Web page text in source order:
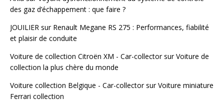
des gaz d’échappement : que faire ?
JOUILIER sur Renault Megane RS 275 : Performances, fiabilité
et plaisir de conduite
Voiture de collection Citroën XM - Car-collectorsurVoiture de
collection la plus chère du monde
Voiture collection Belgique - Car-collectorsurVoiture miniature
Ferrari collection